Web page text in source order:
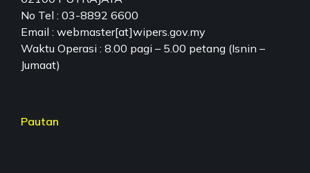
No Tel : 03-8892 6600
Email : webmaster[at]wipers.gov.my
Waktu Operasi : 8.00 pagi – 5.00 petang (Isnin –
Jumaat)
Pautan